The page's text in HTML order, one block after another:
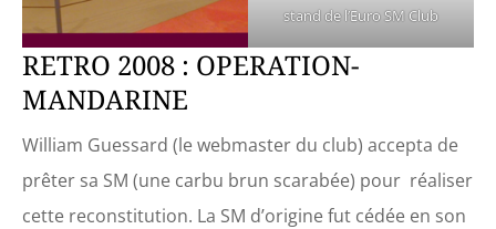
stand de l’Euro SM Club
RETRO 2008 : OPERATION-
MANDARINE
William Guessard (le webmaster du club) accepta de
prêter sa SM (une carbu brun scarabée) pour réaliser
cette reconstitution. La SM d’origine fut cédée en son